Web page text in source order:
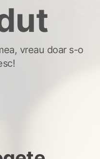
vreau doar s-o